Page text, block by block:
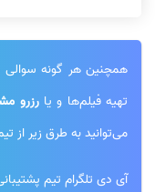
همچنین هر گونه سوالی
تهیه فیلم‌ها و یارزرو
می‌توانید به طرق زیر از
آی دی تلگرام تیم